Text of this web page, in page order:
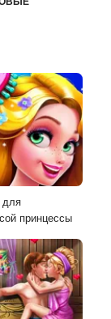
для
принцессы